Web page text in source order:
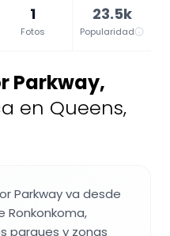
1
Fotos
23.5k
Popularidad
Parkway,
en Queens,
Parkway va desde
Ronkonkoma,
parques y zonas